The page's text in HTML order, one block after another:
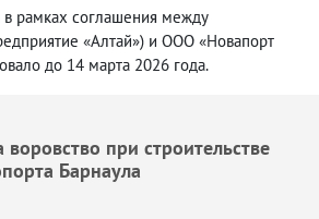
в рамках соглашения между
«Алтай») и ООО «Новапорт
до 14 марта 2026 года.
при строительстве
Барнаула